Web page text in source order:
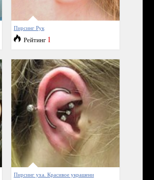
Пирсинг Рук
Рейтинг 1
Пирсинг уха. Красивое украшени